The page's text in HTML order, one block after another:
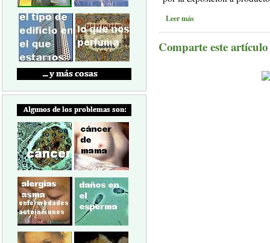
Leer más
Comparte este artículo